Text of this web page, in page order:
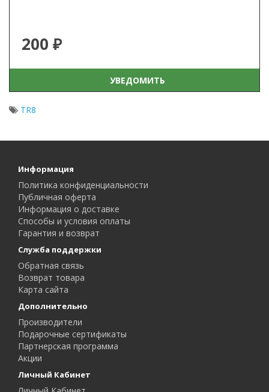
200 ₽
УВЕДОМИТЬ
TR8
Информация
Политика конфиденциальности
Публичная оферта
Информация о доставке
Способы и условия оплаты
Гарантия и возврат
Служба поддержки
Обратная связь
Возврат товара
Карта сайта
Дополнительно
Производители
Подарочные сертификаты
Партнерская программа
Акции
Личный Кабинет